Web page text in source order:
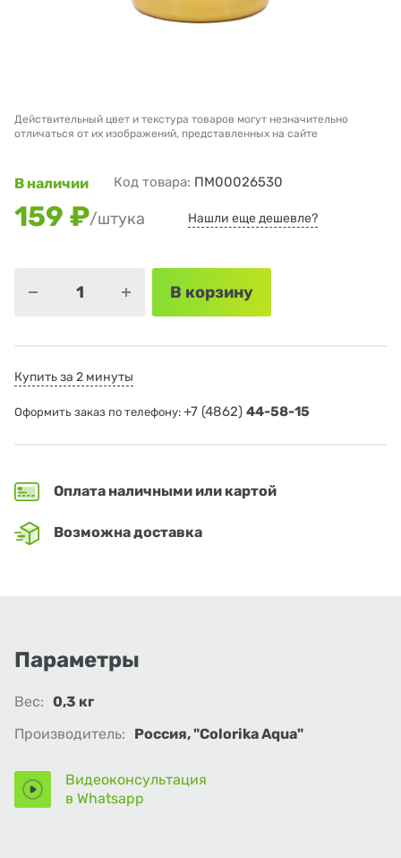
Действительный цвет и текстура товаров могут незначительно
отличаться от их изображений, представленных на сайте
В наличии Код товара: ПМ00026530
159 ₽/штука Нашли еще дешевле?
В корзину
Купить за 2 минуты
Оформить заказ по телефону: +7 (4862) 44-58-15
Оплата наличными или картой
Возможна доставка
Параметры
Вес: 0,3 кг
Производитель:
Россия, "Colorika Aqua"
Видеоконсультация
в Whatsapp